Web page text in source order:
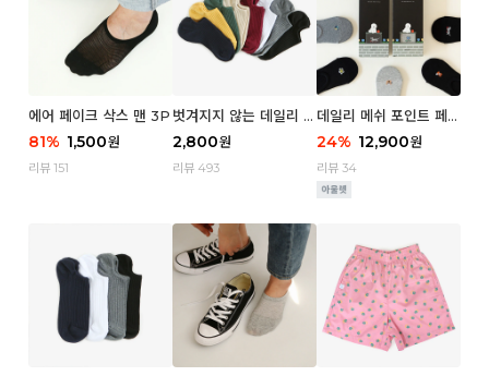
에어 페이크 삭스 맨 3P
81% 1,500원
리뷰 151
벗겨지지 않는 데일리 페
이크 삭스 (우먼)
2,800원
리뷰 493
데일리 메쉬 포인트 페이
크 삭스 우먼 4P
24% 12,900원
리뷰 34